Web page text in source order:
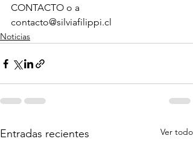
CONTACTO o a
contacto@silviafilippi.cl
Noticias
Entradas recientes Ver todo